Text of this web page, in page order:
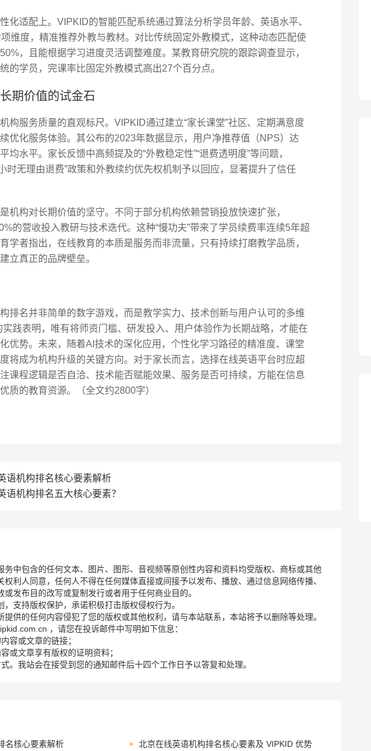
化适配上。VIPKID的智能匹配系统通过算法分析学员年龄、英语水平、
维度，精准推荐外教与教材。对比传统固定外教模式，这种动态匹配使
，且能根据学习进度灵活调整难度。某教育研究院的跟踪调查显示，
的学员，完课率比固定外教模式高出27个百分点。
期价值的试金石
构服务质量的直观标尺。VIPKID通过建立“家长课堂”社区、定期满意度
优化服务体验。其公布的2023年数据显示，用户净推荐值（NPS）达
均水平。家长反馈中高频提及的“外教稳定性”“退费透明度”等问题，
时无理由退费”政策和外教续约优先权机制予以回应，显著提升了信任
机构对长期价值的坚守。不同于部分机构依赖营销投放快速扩张，
的营收投入教研与技术迭代。这种“慢功夫”带来了学员续费率连续5年超
学者指出，在线教育的本质是服务而非流量，只有持续打磨教学品质，
立真正的品牌壁垒。
排名并非简单的数字游戏，而是教学实力、技术创新与用户认可的多维
实践表明，唯有将师资门槛、研发投入、用户体验作为长期战略，才能在
优势。未来，随着AI技术的深化应用，个性化学习路径的精准度、课堂
将成为机构升级的关键方向。对于家长而言，选择在线英语平台时应超
课程逻辑是否自洽、技术能否赋能效果、服务是否可持续，方能在信息
质的教育资源。（全文约2800字）
语机构排名核心要素解析
语机构排名五大核心要素？
务中包含的任何文本、图片、图形、音视频等原创性内容和资料均受版权、商标或其他
权利人同意，任何人不得在任何媒体直接或间接予以发布、播放、通过信息网络传播、
或发布目的改写或复制发行或者用于任何商业目的。
，支持版权保护，承诺积极打击版权侵权行为。
提供的任何内容侵犯了您的版权或其他权利，请与本站联系，本站将予以删除等处理。
，请您在投诉邮件中写明如下信息：
容或文章的链接；
或文章享有版权的证明资料；
式。我站会在接受到您的通知邮件后十四个工作日予以答复和处理。
名核心要素解析 北京在线英语机构排名核心要素及 VIPKID 优势